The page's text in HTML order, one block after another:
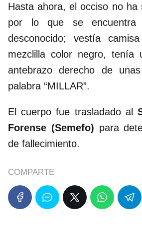
Hasta ahora, el occiso no ha
por lo que se encuentra
desconocido; vestía
mezclilla color negro, tenía
antebrazo derecho de
palabra “MILLAR”.
El cuerpo fue trasladado al
Forense (Semefo) para
de fallecimiento.
COMPARTE